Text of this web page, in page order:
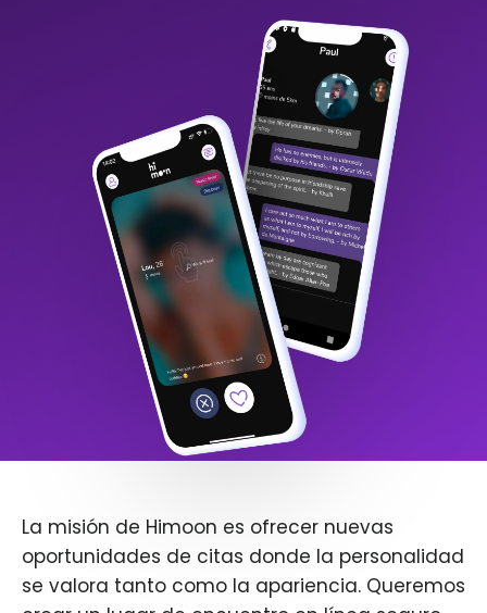
La misión de Himoon es ofrecer nuevas
oportunidades de citas donde la personalidad
se valora tanto como la apariencia. Queremos